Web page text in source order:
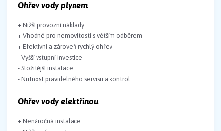
Ohřev vody plynem
+ Nižší provozní náklady
+ Vhodné pro nemovitosti s větším odběrem
+ Efektivní a zároveň rychlý ohřev
- Vyšší vstupní investice
- Složitější instalace
- Nutnost pravidelného servisu a kontrol
Ohřev vody elektřinou
+ Nenáročná instalace